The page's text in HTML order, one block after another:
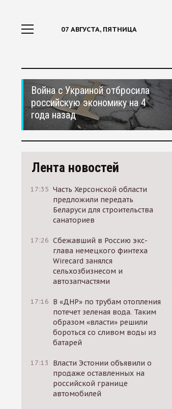
07 АВГУСТА, ПЯТНИЦА
Война с Украиной отбросила
российскую экономику на 4
года назад
Лента новостей
17:35 Часть Херсонской области
предложили передать
Беларуси для строительства
санаториев
17:26 Сбежавший в Россию экс-
глава немецкого финтеха
Wirecard занялся
сельхозбизнесом и
автозапчастями
17:16 В «ДНР» по трубам отопления
потечет зеленая вода. Таким
образом «власти» решили
бороться со сливом воды из
батарей
17:13
Власти Эстонии объявили о
продаже оставленных на
российской границе
автомобилей